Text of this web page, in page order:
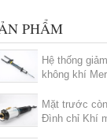
PHẨM
Hệ thống
không khí
30
Mặt trước
Đình chỉ Khí